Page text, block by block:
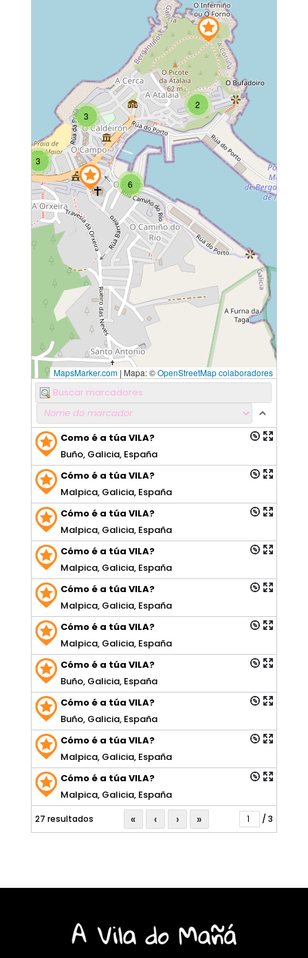
6
3
2
3
MapsMarker.com | Mapa: ©OpenStreetMap colaboradores
Como é a túa VILA?
Buño, Galicia, España
Cómo é a túa VILA?
Malpica, Galicia, España
Cómo é a túa VILA?
Malpica, Galicia, España
Cómo é a túa VILA?
Malpica, Galicia, España
Cómo é a túa VILA?
Malpica, Galicia, España
Cómo é a túa VILA?
Malpica, Galicia, España
Cómo é a túa VILA?
Buño, Galicia, España
Cómo é a túa VILA?
Buño, Galicia, España
Cómo é a túa VILA?
Malpica, Galicia, España
Cómo é a túa VILA?
Malpica, Galicia, España
27 resultados « ‹ › » / 3